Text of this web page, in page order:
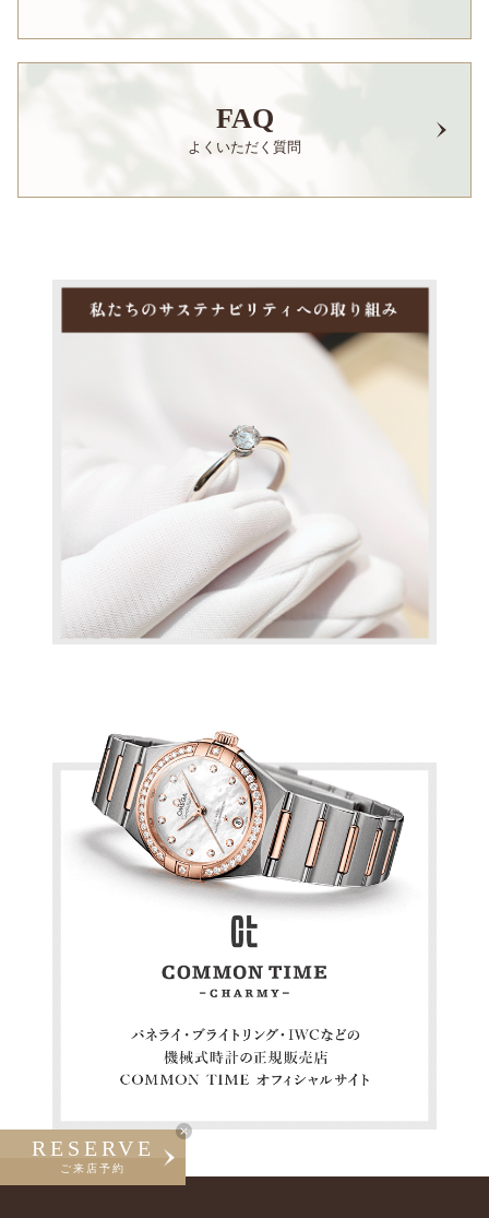
RESERVE
ご来店予約
FAQ
よくいただく質問